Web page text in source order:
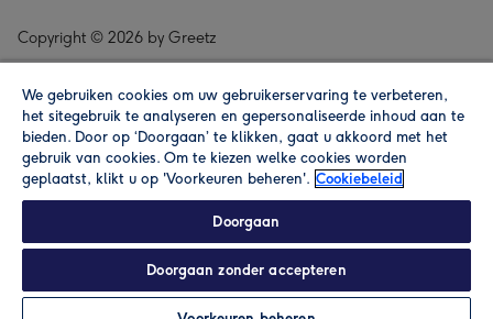
In winkelmand Personaliseren
Copyright © 2026 by Greetz
Alle prijzen zijn inclusief btw en andere heffingen. Lees de
We gebruiken cookies om uw gebruikerservaring te verbeteren,
het sitegebruik te analyseren en gepersonaliseerde inhoud aan te
bieden. Door op ‘Doorgaan’ te klikken, gaat u akkoord met het
gebruik van cookies. Om te kiezen welke cookies worden
geplaatst, klikt u op 'Voorkeuren beheren'. Cookiebeleid
Doorgaan
Doorgaan zonder accepteren